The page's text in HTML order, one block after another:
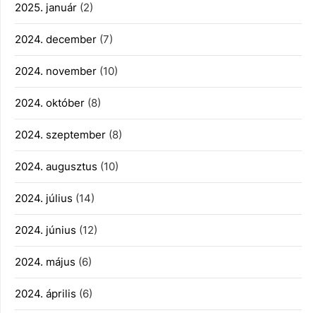
2025. január (2)
2024. december (7)
2024. november (10)
2024. október (8)
2024. szeptember (8)
2024. augusztus (10)
2024. július (14)
2024. június (12)
2024. május (6)
2024. április (6)